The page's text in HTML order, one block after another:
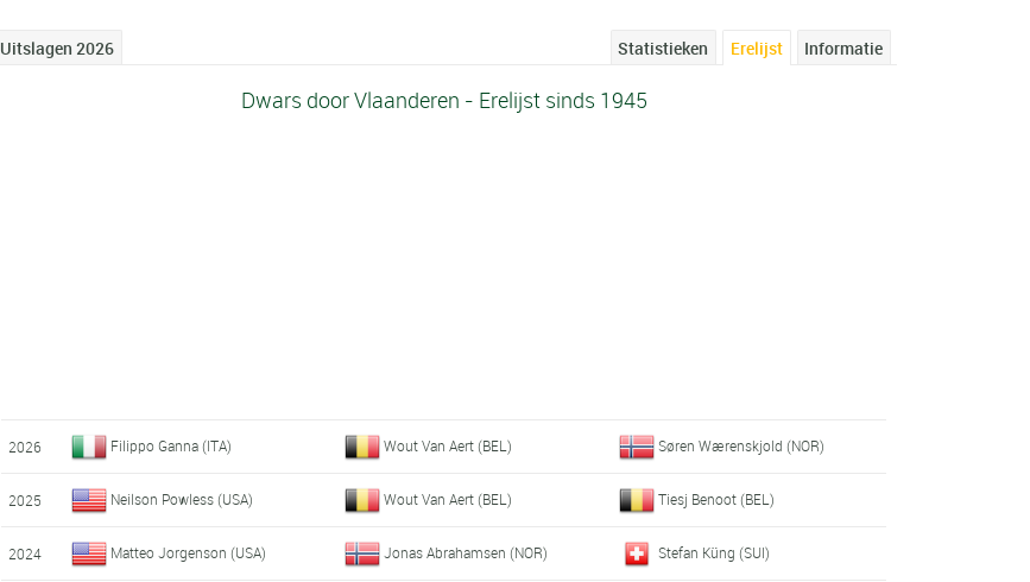
Uitslagen 2026 Informatie
Erelijst
Statistieken
Dwars door Vlaanderen - Erelijst sinds 1945
2026 Filippo Ganna (ITA) Wout Van Aert (BEL) Søren Wærenskjold (NOR)
2025 Neilson Powless (USA) Wout Van Aert (BEL) Tiesj Benoot (BEL)
2024 Matteo Jorgenson (USA) Jonas Abrahamsen (NOR) Stefan Küng (SUI)